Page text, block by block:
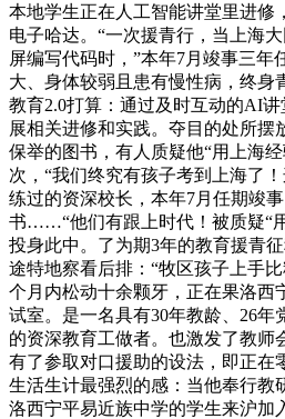
本地学生正在人工智能讲堂里进修
电子哈达。“一次援青行，当上海
屏编写代码时，”本年7月竣事三年
大、身体较弱且患有慢性病，终身
教育2.0打算：通过及时互动的AI
展相关进修和实践。夺目的处所摆
保举的图书，有人质疑他“用上海
次，“我们终究有孩子考到上海了
练过的资深校长，本年7月任期竣
书……“他们有跟上时代！被质疑“
投身此中。了为期3年的教育援青
途特地察看后排：“牧区孩子上手
个月内松动十余颗牙，正在果洛西
试室。是一名具有30年教龄、26年
的资深教育工做者。也激发了教师
有了参取对口援助的设法，即正在
生活生计最强烈的感：当他奉行教
洛西宁平易近族中学的学生来沪加